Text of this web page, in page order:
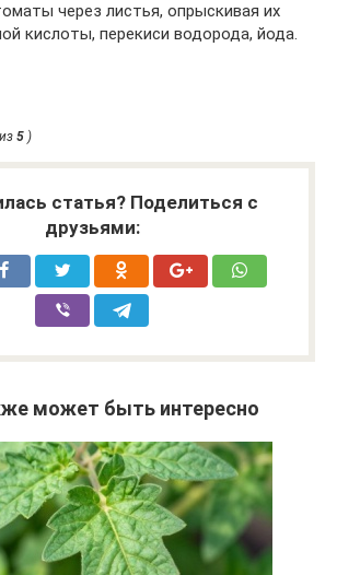
через листья, опрыскивая их
кислоты, перекиси водорода, йода.
из 5 )
статья? Поделиться с
друзьями:
может быть интересно